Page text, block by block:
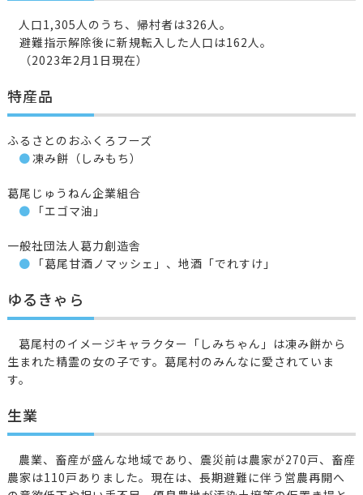
人口1,305人のうち、帰村者は326人。
避難指示解除後に新規転入した人口は162人。
（2023年2月1日現在）
特産品
ふるさとのおふくろフーズ
凍み餅（しみもち）
葛尾じゅうねん企業組合
「エゴマ油」
一般社団法人葛力創造舎
「葛尾甘酒ノマッシェ」、地酒「でれすけ」
ゆるきゃら
葛尾村のイメージキャラクター「しみちゃん」は凍み餅から
生まれた精霊の女の子です。葛尾村のみんなに愛されていま
す。
生業
農業、畜産が盛んな地域であり、震災前は農家が270戸、畜産
農家は110戸ありました。現在は、長期避難に伴う営農再開へ